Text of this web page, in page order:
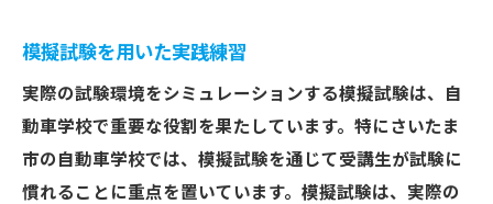
模擬試験を用いた実践練習
実際の試験環境をシミュレーションする模擬試験は、自
動車学校で重要な役割を果たしています。特にさいたま
市の自動車学校では、模擬試験を通じて受講生が試験に
慣れることに重点を置いています。模擬試験は、実際の